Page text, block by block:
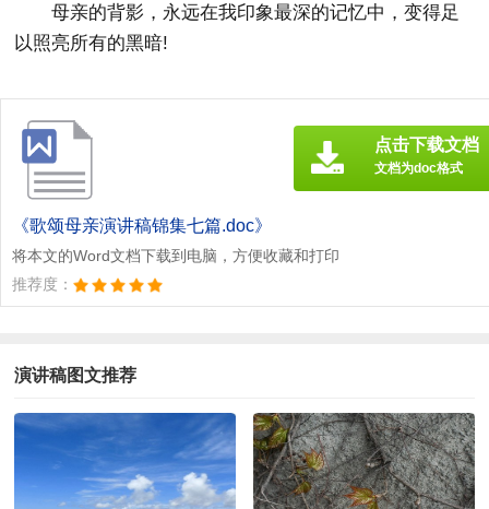
母亲的背影，永远在我印象最深的记忆中，变得足
以照亮所有的黑暗!
《歌颂母亲演讲稿锦集七篇.doc》
将本文的Word文档下载到电脑，方便收藏和打印
推荐度：
点击下载文档
文档为doc格式
演讲稿图文推荐